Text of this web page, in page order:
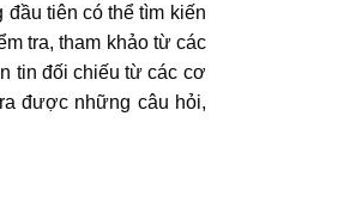
đầu tiên có thể tìm kiến
tra, tham khảo từ các
tin đối chiếu từ các cơ
được những câu hỏi,